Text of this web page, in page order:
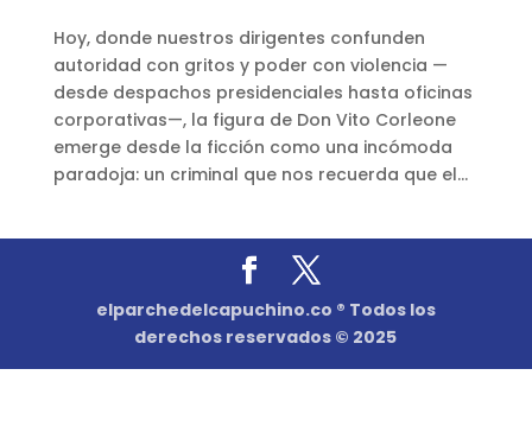
Hoy, donde nuestros dirigentes confunden
autoridad con gritos y poder con violencia —
desde despachos presidenciales hasta oficinas
corporativas—, la figura de Don Vito Corleone
emerge desde la ficción como una incómoda
paradoja: un criminal que nos recuerda que el...
elparchedelcapuchino.co ® Todos los
derechos reservados © 2025